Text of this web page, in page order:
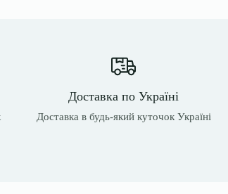
Доставка по Україні
Доставка в будь-який куточок Україні